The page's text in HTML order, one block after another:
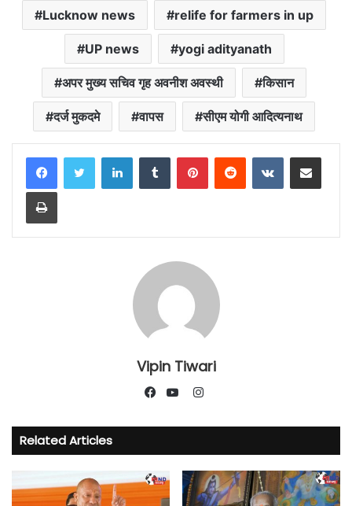
o
k
p
p
r
a
m
n
k
Lucknow news relife for farmers in up
UP news yogi adityanath
अपर मुख्य सचिव गृह अवनीश अवस्थी किसान
दर्ज मुकदमे वापस सीएम योगी आदित्यनाथ
LinkedInTumblr PinterestReddit VKontakteShare via Email
Print
Vipin Tiwari
Instagram
Related Articles